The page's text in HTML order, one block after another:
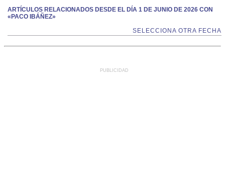
ARTÍCULOS RELACIONADOS DESDE EL DÍA 1 DE JUNIO DE 2026 CON
«PACO IBÁÑEZ»
SELECCIONA OTRA FECHA
PUBLICIDAD